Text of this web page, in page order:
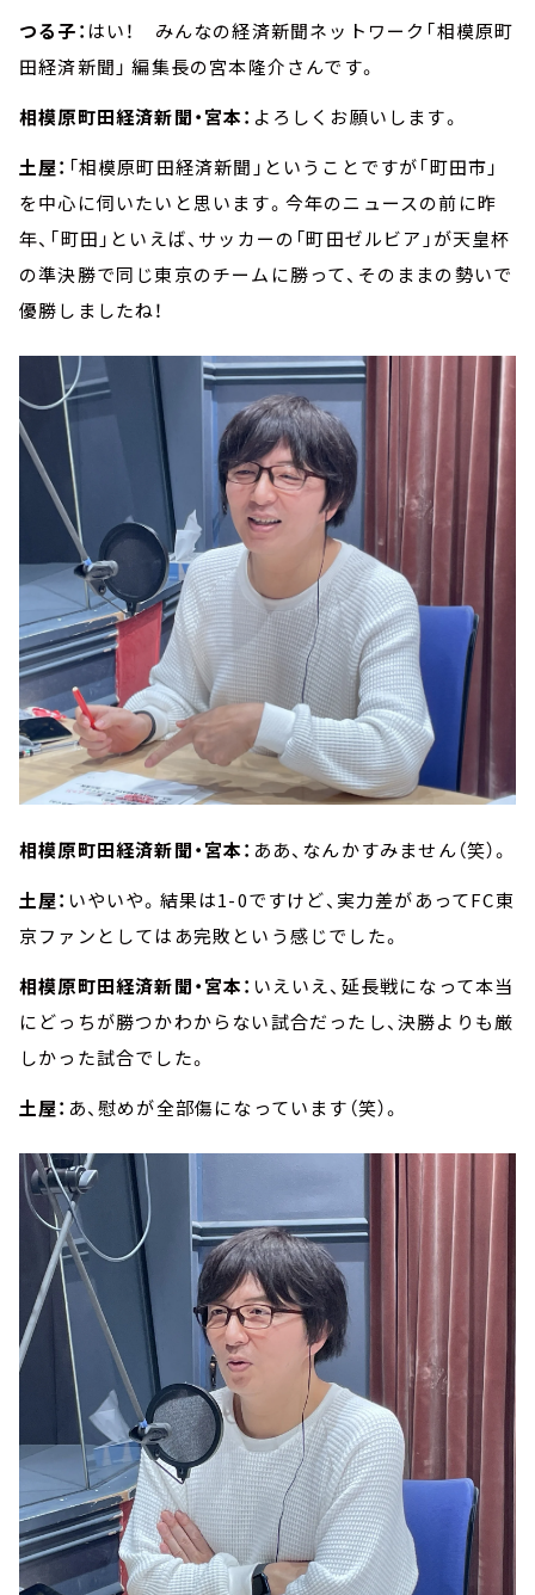
つる子： はい！ みんなの経済新聞ネットワーク「相模原町
田経済新聞」 編集長の宮本隆介さんです。
相模原町田経済新聞・宮本： よろしくお願いします。
土屋： 「相模原町田経済新聞」ということですが「町田市」
を中心に伺いたいと思います。今年のニュースの前に昨
年、「町田」といえば、サッカーの「町田ゼルビア」が天皇杯
の準決勝で同じ東京のチームに勝って、そのままの勢いで
優勝しましたね！
相模原町田経済新聞・宮本： ああ、なんかすみません（笑）。
土屋： いやいや。結果は1-0ですけど、実力差があってFC東
京ファンとしてはあ完敗という感じでした。
相模原町田経済新聞・宮本： いえいえ、延長戦になって本当
にどっちが勝つかわからない試合だったし、決勝よりも厳
しかった試合でした。
土屋： あ、慰めが全部傷になっています（笑）。